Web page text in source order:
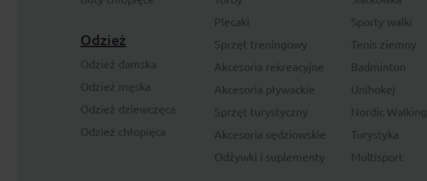
Odzież
Odzież damska
Odzież męska
Odzież dziewczęca
Odzież chłopięca
Plecaki
Sprzęt treningowy
Akcesoria rekreacyjne
Akcesoria pływackie
Sprzęt turystyczny
Akcesoria sędziowskie
Odżywki i suplementy
Sporty walki
Tenis ziemny
Badminton
Unihokej
Nordic Walking
Turystyka
Multisport